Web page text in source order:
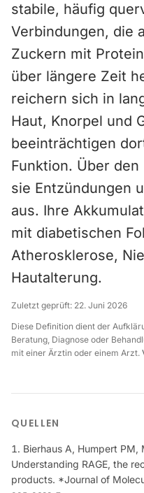
stabile, häufig
Verbindungen, die
Zuckern mit
über längere Zeit
reichern sich in
Haut, Knorpel und
beeinträchtigen
Funktion. Über den
sie Entzündungen
aus. Ihre
mit diabetischen
Atherosklerose,
Hautalterung.
Zuletzt geprüft: 22. Juni 2026
Diese Definition dient der
Beratung, Diagnose oder
mit einer Ärztin oder einem Arzt.
QUELLEN
Bierhaus A, Humpert
Understanding RAGE, the
products. *Journal of